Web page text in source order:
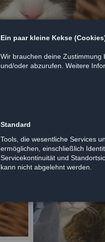
Ein paar kleine Kekse
Wir brauchen deine
und/oder abzurufen. Weitere
Standard
Tools, die wesentliche Services
ermöglichen, einschließlich
Servicekontinuität und
kann nicht abgelehnt werden.